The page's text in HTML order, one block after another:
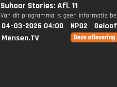
Suhoor Stories: Afl. 11
Van dit programma is geen informatie
04-03-2026 04:00 NPO2
Mensen.TV